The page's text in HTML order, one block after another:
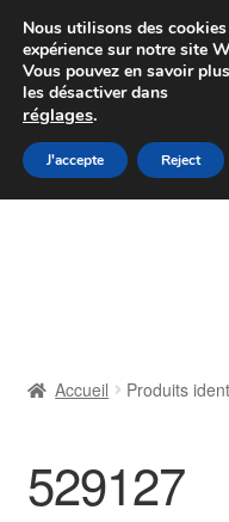
Colissimo
Du lundi au
Aller
à
Aller
au
Livraison
Accueil Produits
529127
Nous utilisons des
expérience sur notre site
Vous pouvez en savoir
les désactiver dans
réglages.
J'accepte Reject